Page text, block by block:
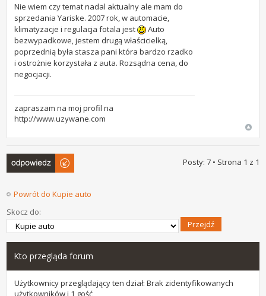
Nie wiem czy temat nadal aktualny ale mam do
sprzedania Yariske. 2007 rok, w automacie,
klimatyzacje i regulacja fotala jest
Auto
bezwypadkowe, jestem drugą właścicielką,
poprzednią była stasza pani która bardzo rzadko
i ostrożnie korzystała z auta. Rozsądna cena, do
negocjacji.
zapraszam na moj profil na
http://www.uzywane.com
Odpowiedz Posty: 7 • Strona 1 z 1
Powrót do Kupie auto
Skocz do:
Kto przegląda forum
Użytkownicy przeglądający ten dział: Brak zidentyfikowanych
użytkowników i 1 gość